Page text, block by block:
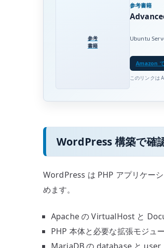
参考
書籍
参考書籍
Ubuntu
Amazon
このリンクは
WordPress 構築で確
WordPress は PHP アプリケー
めます。
Apache の VirtualHost と
PHP 本体と必要な拡張モジュ